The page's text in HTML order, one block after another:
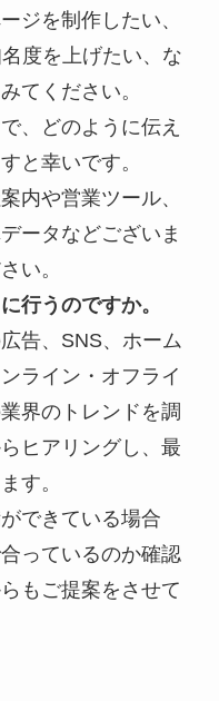
ジを制作したい、
度を上げたい、な
てください。
、どのように伝え
と幸いです。
内や営業ツール、
ータなどございま
い。
行うのですか。
広告、SNS、ホーム
ライン・オフライ
界のトレンドを調
ヒアリングし、最
す。
できている場合
っているのか確認
もご提案をさせて